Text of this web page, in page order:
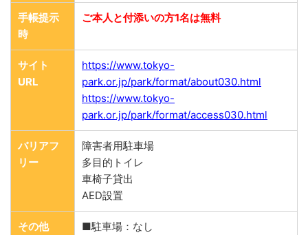
手帳提示
時
ご本人と付添いの方1名は無料
サイト
URL
https://www.tokyo-
park.or.jp/park/format/about030.html
https://www.tokyo-
park.or.jp/park/format/access030.html
バリアフ
リー
障害者用駐車場
多目的トイレ
車椅子貸出
AED設置
その他
■駐車場：なし